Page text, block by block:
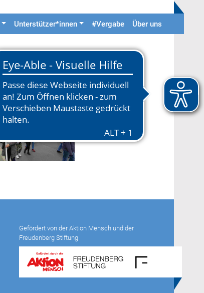
Unterstützer*innen #Vergabe Über uns
Gefördert von der Aktion Mensch und der
Freudenberg Stiftung